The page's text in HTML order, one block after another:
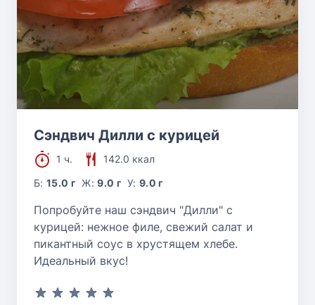
Сэндвич Дилли с курицей
1 ч.
142.0 ккал
Б:15.0 г Ж:9.0 г У:9.0 г
Попробуйте наш сэндвич "Дилли" с
курицей: нежное филе, свежий салат и
пикантный соус в хрустящем хлебе.
Идеальный вкус!